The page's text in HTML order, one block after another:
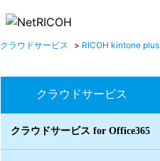
クラウドサービス > RICOH kintone plus
クラウドサービス
クラウドサービス for Office365